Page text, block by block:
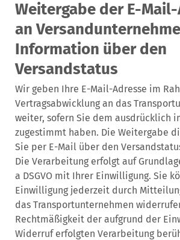
Weitergabe der E-
an
Information über den
Versandstatus
Wir geben Ihre E-Mail-Adresse im
Vertragsabwicklung an das
weiter, sofern Sie dem ausdrücklich
zugestimmt haben. Die Weitergabe
Sie per E-Mail über den
Die Verarbeitung erfolgt auf
a DSGVO mit Ihrer Einwilligung. Sie
Einwilligung jederzeit durch
das Transportunternehmen
Rechtmäßigkeit der aufgrund der
Widerruf erfolgten Verarbeitung